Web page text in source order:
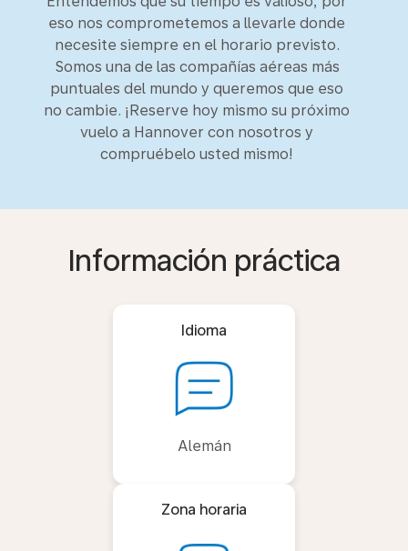
eso nos comprometemos a llevarle donde
necesite siempre en el horario previsto.
Somos una de las compañías aéreas más
puntuales del mundo y queremos que eso
no cambie. ¡Reserve hoy mismo su próximo
vuelo a Hannover con nosotros y
compruébelo usted mismo!
Información práctica
Idioma
Alemán
Zona horaria